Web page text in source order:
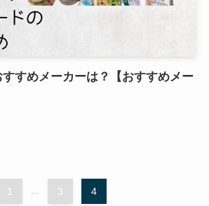
すめメーカーは？【おすすめメー
1 3 4